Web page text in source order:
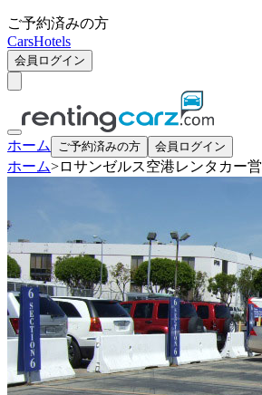
ご予約済みの方
CarsHotels
会員ログイン
ホーム ご予約済みの方 会員ログイン
ホーム>ロサンゼルス空港レンタカー